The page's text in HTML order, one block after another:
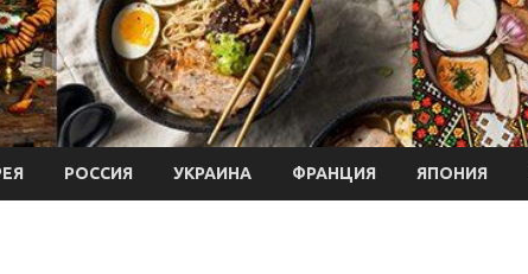
РОССИЯ УКРАИНА ФРАНЦИЯ ЯПОНИЯ